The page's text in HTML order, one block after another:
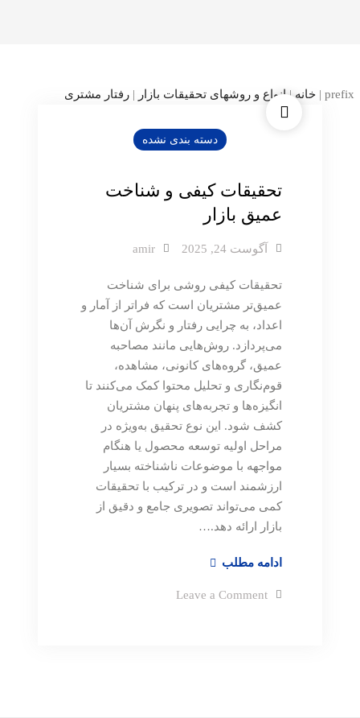
prefix
| خانه | انواع و روشهای تحقیقات بازار | رفتار مشتری
دسته بندی نشده
تحقیقات کیفی و شناخت
عمیق بازار
آگوست 24, 2025 amir
تحقیقات کیفی روشی برای شناخت
عمیق‌تر مشتریان است که فراتر از آمار و
اعداد، به چرایی رفتار و نگرش آن‌ها
می‌پردازد. روش‌هایی مانند مصاحبه
عمیق، گروه‌های کانونی، مشاهده،
قوم‌نگاری و تحلیل محتوا کمک می‌کنند تا
انگیزه‌ها و تجربه‌های پنهان مشتریان
کشف شود. این نوع تحقیق به‌ویژه در
مراحل اولیه توسعه محصول یا هنگام
مواجهه با موضوعات ناشناخته بسیار
ارزشمند است و در ترکیب با تحقیقات
کمی می‌تواند تصویری جامع و دقیق از
بازار ارائه دهد.…
ادامه مطلبتحقیقات
و
Leave a Comment
on